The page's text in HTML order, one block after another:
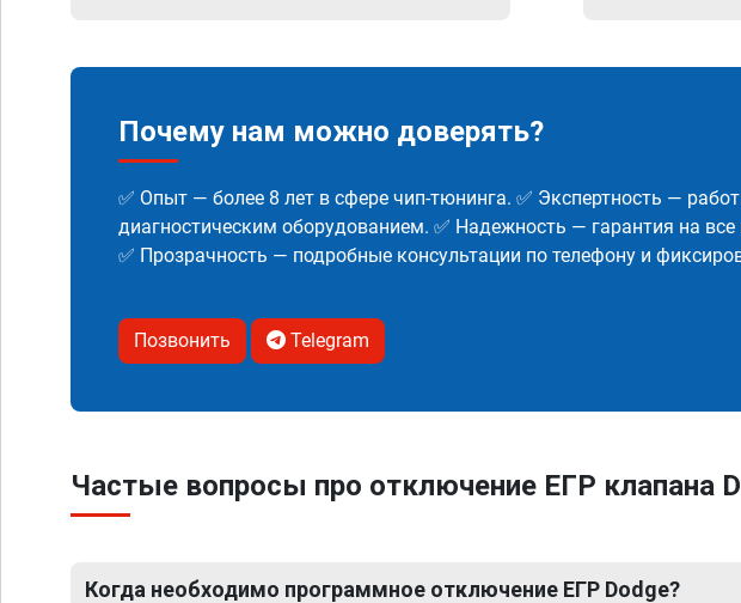
Почему нам можно доверять?
✅ Опыт — более 8 лет в сфере чип-тюнинга. ✅ Экспертность —
диагностическим оборудованием. ✅ Надежность — гарантия на
✅ Прозрачность — подробные консультации по телефону и
Позвонить Telegram
Частые вопросы про отключение ЕГР клапана
Когда необходимо программное отключение ЕГР Dodge?